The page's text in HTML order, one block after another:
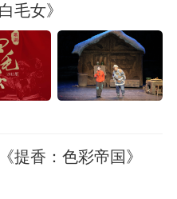
毛女》
提香：色彩帝国》